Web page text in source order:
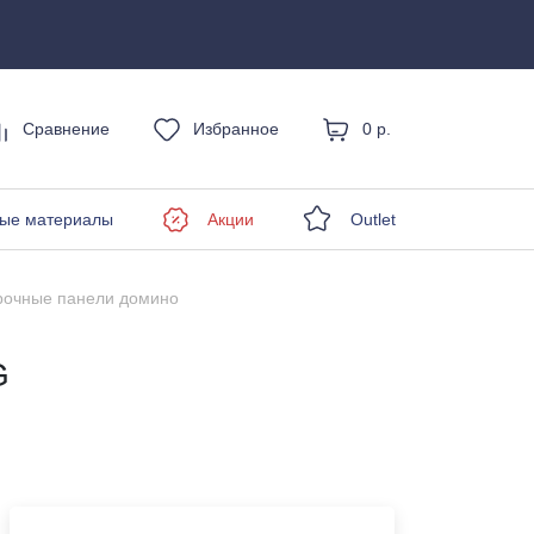
Сравнение Избранное 0 р.
материалы Акции Outlet
панели домино